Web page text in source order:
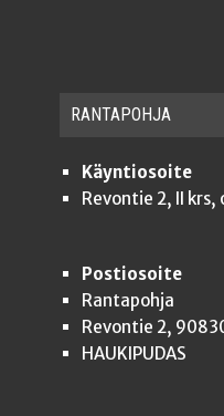
RAN­TA­POH­JA
Käyntiosoite
Revontie 2, II krs,
Postiosoite
Rantapohja
Revontie 2,
HAUKIPUDAS